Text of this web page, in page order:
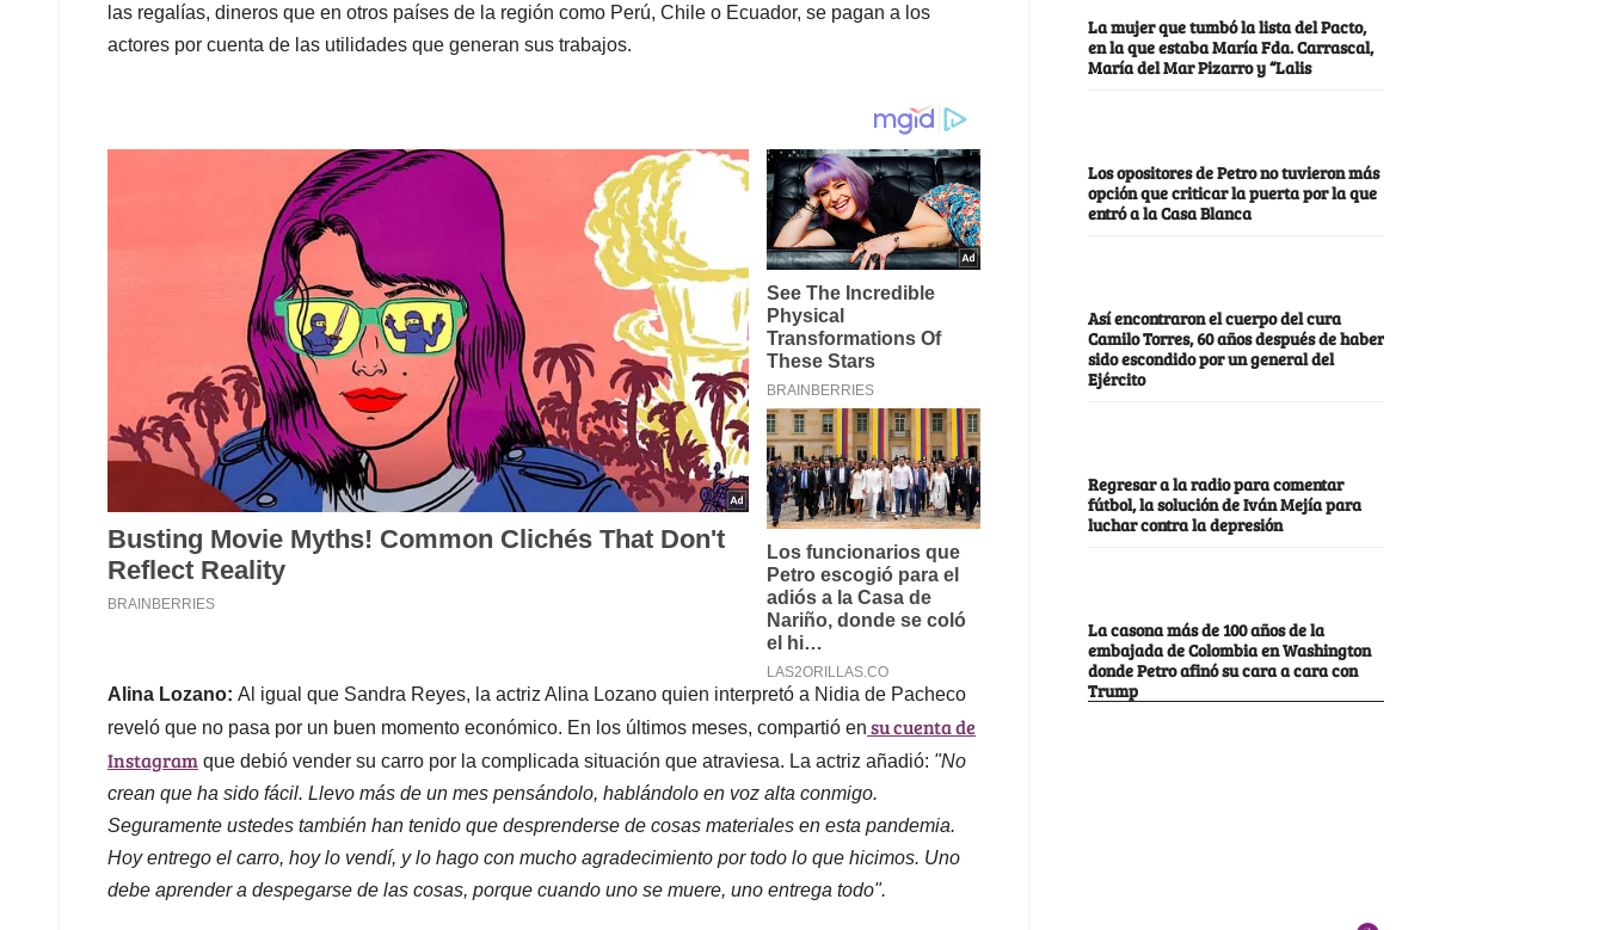
las regalías, dineros que en otros países de la región como Perú, Chile o Ecuador, se pagan a los
actores por cuenta de las utilidades que generan sus trabajos.
Alina Lozano: Al igual que Sandra Reyes, la actriz Alina Lozano quien interpretó a Nidia de Pacheco
reveló que no pasa por un buen momento económico. En los últimos meses, compartió en su cuenta de
Instagram que debió vender su carro por la complicada situación que atraviesa. La actriz añadió: "No
crean que ha sido fácil. Llevo más de un mes pensándolo, hablándolo en voz alta conmigo.
Seguramente ustedes también han tenido que desprenderse de cosas materiales en esta pandemia.
Hoy entrego el carro, hoy lo vendí, y lo hago con mucho agradecimiento por todo lo que hicimos. Uno
debe aprender a despegarse de las cosas, porque cuando uno se muere, uno entrega todo".
La mujer que tumbó la lista del Pacto,
en la que estaba María Fda. Carrascal,
María del Mar Pizarro y “Lalis
Los opositores de Petro no tuvieron más
opción que criticar la puerta por la que
entró a la Casa Blanca
Así encontraron el cuerpo del cura
Camilo Torres, 60 años después de haber
sido escondido por un general del
Ejército
Regresar a la radio para comentar
fútbol, la solución de Iván Mejía para
luchar contra la depresión
La casona más de 100 años de la
embajada de Colombia en Washington
donde Petro afinó su cara a cara con
Trump